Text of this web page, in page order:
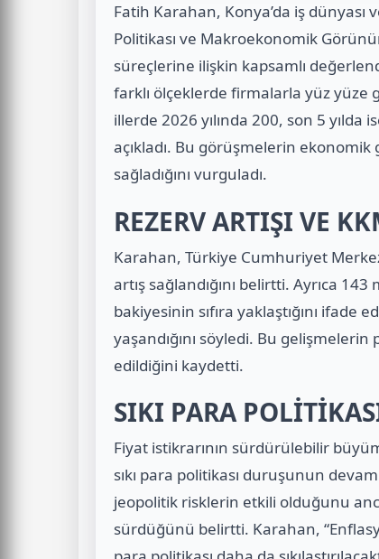
Fatih Karahan, Konya’da iş
Politikası ve Makroekonomik
süreçlerine ilişkin kapsamlı
farklı ölçeklerde firmalarla yüz yüze
illerde 2026 yılında 200, son 5
açıkladı. Bu görüşmelerin
sağladığını vurguladı.
REZERV ARTIŞI VE
Karahan, Türkiye Cumhuriyet
artış sağlandığını belirtti. Ayrıca
bakiyesinin sıfıra yaklaştığını
yaşandığını söyledi. Bu
edildiğini kaydetti.
SIKI PARA
Fiyat istikrarının sürdürülebilir
sıkı para politikası duruşunun
jeopolitik risklerin etkili olduğunu
sürdüğünü belirtti. Karahan,